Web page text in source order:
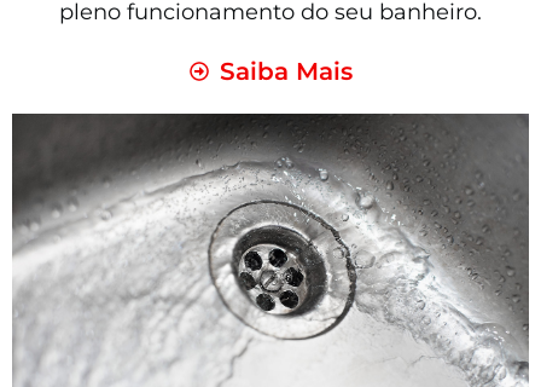
pleno funcionamento do seu banheiro.
Saiba Mais